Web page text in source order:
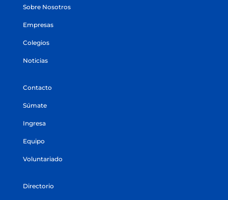
Sobre Nosotros
Empresas
Colegios
Noticias
Contacto
Súmate
Ingresa
Equipo
Voluntariado
Directorio